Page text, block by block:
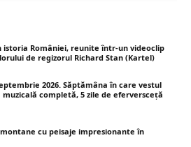
istoria României, reunite într-un videoclip
de regizorul Richard Stan (Kartel)
2026. Săptămâna în care vestul
muzicală completă, 5 zile de eferversceță
cu peisaje impresionante în